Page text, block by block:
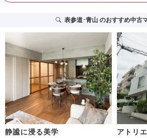
表参道･青山のおすすめ中古
静謐に浸る美学 アトリ